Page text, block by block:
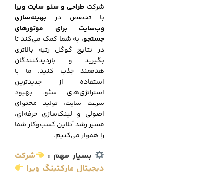
شرکت طراحی و سئو سایت ویرا
با تخصص در بهینه‌سازی
وب‌سایت برای موتورهای
جستجو، به شما کمک می‌کند تا
در نتایج گوگل رتبه بالاتری
بگیرید و بازدیدکنندگان
هدفمند جذب کنید. ما با
استفاده از جدیدترین
استراتژی‌های سئو، بهبود
سرعت سایت، تولید محتوای
اصولی و لینک‌سازی حرفه‌ای،
مسیر رشد آنلاین کسب‌وکار شما
را هموار می‌کنیم.
بسیار مهم :
شرکت
دیجیتال مارکتینگ ویرا